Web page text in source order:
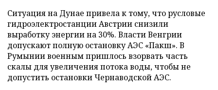
Ситуация на Дунае привела к тому, что русловые
гидроэлектростанции Австрии снизили
выработку энергии на 30%. Власти Венгрии
допускают полную остановку АЭС «Пакш». В
Румынии военным пришлось взорвать часть
скалы для увеличения потока воды, чтобы не
допустить остановки Чернаводской АЭС.